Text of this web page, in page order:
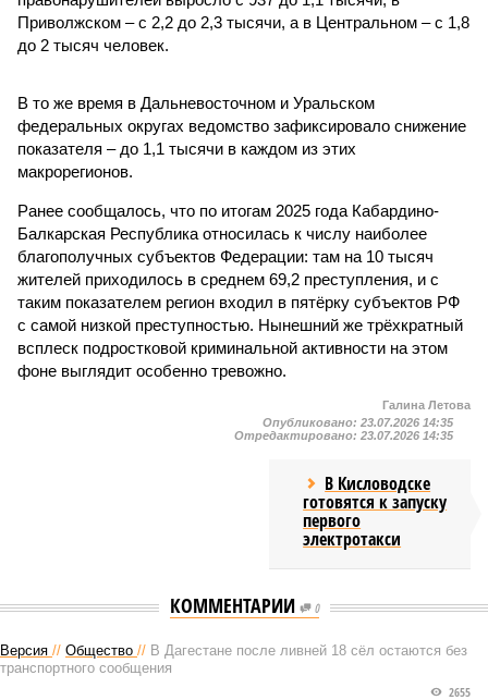
Приволжском – с 2,2 до 2,3 тысячи, а в Центральном – с 1,8
до 2 тысяч человек.
В то же время в Дальневосточном и Уральском
федеральных округах ведомство зафиксировало снижение
показателя – до 1,1 тысячи в каждом из этих
макрорегионов.
Ранее сообщалось, что по итогам 2025 года Кабардино-
Балкарская Республика относилась к числу наиболее
благополучных субъектов Федерации: там на 10 тысяч
жителей приходилось в среднем 69,2 преступления, и с
таким показателем регион входил в пятёрку субъектов РФ
с самой низкой преступностью. Нынешний же трёхкратный
всплеск подростковой криминальной активности на этом
фоне выглядит особенно тревожно.
Галина Летова
Опубликовано: 23.07.2026 14:35
Отредактировано: 23.07.2026 14:35
В Кисловодске
готовятся к запуску
первого
электротакси
КОММЕНТАРИИ 0
Версия // Общество // В Дагестане после ливней 18 сёл остаются без
транспортного сообщения
2655